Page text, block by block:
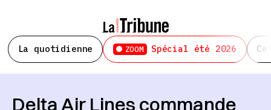
La quotidienne ZOOM Spécial été 2026
Delta Air Lines commande